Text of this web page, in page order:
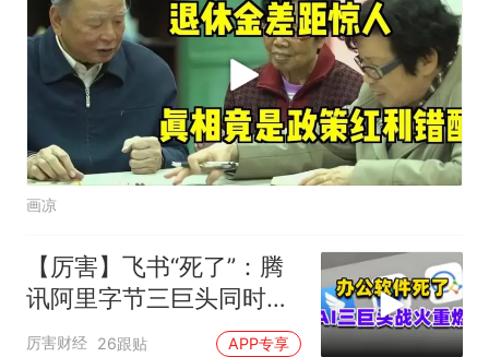
画凉
【厉害】飞书“死了”：腾
讯阿里字节三巨头同时掀
了软件的桌子
厉害财经 26跟贴 APP专享